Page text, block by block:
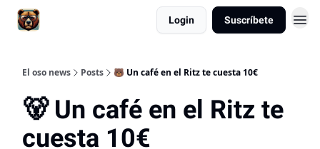
Login Suscríbete
El oso news Posts 🐻 Un café en el Ritz te cuesta 10€
🐻 Un café en el Ritz te
cuesta 10€